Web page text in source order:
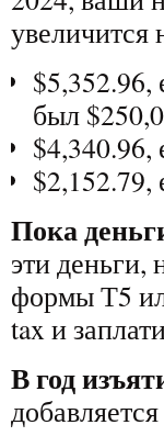
увеличится
$5,352.96,
был
$4,340.96,
$2,152.79,
Пока
эти деньги,
формы Т5
tax и
В год